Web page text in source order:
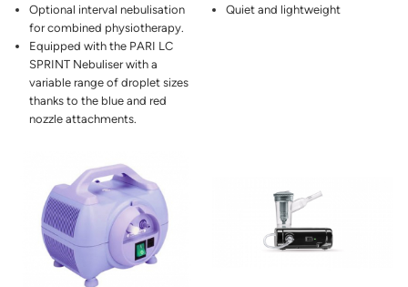
Optional interval nebulisation
for combined physiotherapy.
Equipped with the PARI LC
SPRINT Nebuliser with a
variable range of droplet sizes
thanks to the blue and red
nozzle attachments.
Quiet and lightweight